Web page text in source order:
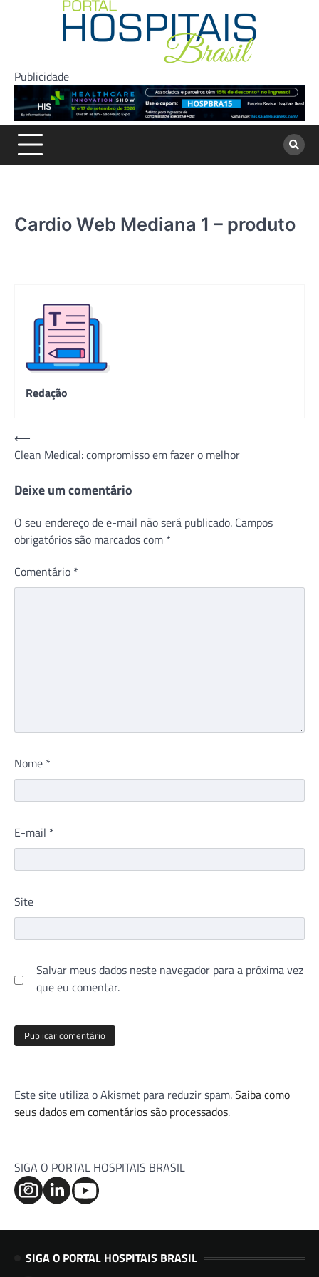
Publicidade
Cardio Web Mediana 1 – produto
Redação
Navegação
de
Post
⟵
Clean Medical: compromisso em fazer o melhor
Deixe um comentário
O seu endereço de e-mail não será publicado. Campos
obrigatórios são marcados com *
Comentário *
Nome *
E-mail *
Site
Salvar meus dados neste navegador para a próxima vez
que eu comentar.
Este site utiliza o Akismet para reduzir spam.Saiba como
seus dados em comentários são processados.
SIGA O PORTAL HOSPITAIS BRASIL
SIGA O PORTAL HOSPITAIS BRASIL